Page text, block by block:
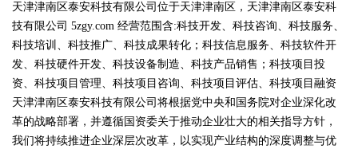
天津津南区泰安科技有限公司位于天津津南区，天津津南区泰安科
技有限公司 5zgy.com 经营范围含:科技开发、科技咨询、科技服务、
科技培训、科技推广、科技成果转化；科技信息服务、科技软件开
发、科技硬件开发、科技设备制造、科技产品销售；科技项目投
资、科技项目管理、科技项目咨询、科技项目评估、科技项目融资
天津津南区泰安科技有限公司将根据党中央和国务院对企业深化改
革的战略部署，并遵循国资委关于推动企业壮大的相关指导方针，
我们将持续推进企业深层次改革，以实现产业结构的深度调整与优